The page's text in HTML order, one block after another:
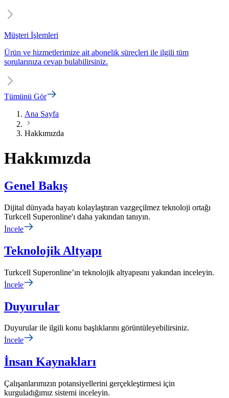
Müşteri İşlemleri
Ürün ve hizmetlerimize ait abonelik süreçleri ile ilgili tüm
sorularınıza cevap bulabilirsiniz.
Tümünü Gör
Ana Sayfa
Hakkımızda
Hakkımızda
Genel Bakış
Dijital dünyada hayatı kolaylaştıran vazgeçilmez teknoloji ortağı
Turkcell Superonline'ı daha yakından tanıyın.
İncele
Teknolojik Altyapı
Turkcell Superonline’ın teknolojik altyapısını yakından inceleyin.
İncele
Duyurular
Duyurular ile ilgili konu başlıklarını görüntüleyebilirsiniz.
İncele
İnsan Kaynakları
Çalışanlarımızın potansiyellerini gerçekleştirmesi için
kurguladığımız sistemi inceleyin.